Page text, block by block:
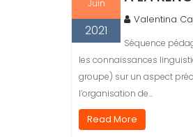
Juin
2021
Valentina
Séquence
les connaissances
groupe) sur un aspect
l’organisation de…
Read More